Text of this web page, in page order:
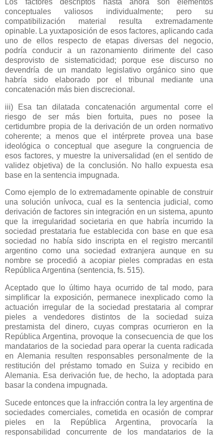
conceptuales valiosos individualmente; pero su
compatibilización material resulta extremadamente
opinable. La yuxtaposición de esos factores, aplicando cada
uno de ellos respecto de etapas diversas del negocio,
podría conducir a un razonamiento dirimente del caso
desprovisto de sistematicidad; porque ese discurso no
devendría de un mandato legislativo orgánico sino que
habría sido elaborado por el tribunal mediante una
concatenación más bien discrecional.
iii) Esa tan dilatada concatenación argumental corre el
riesgo de ser más bien fortuita, pues no posee la
certidumbre propia de la derivación de un orden normativo
coherente; a menos que el intérprete provea una base
ideológica o conceptual que asegure la congruencia de
esos factores, y muestre la universalidad (en el sentido de
validez objetiva) de la conclusión. No hallo expuesta esa
base en la sentencia impugnada.
Como ejemplo de lo extremadamente opinable de construir
una solución unívoca, cual es la sentencia judicial, como
derivación de factores sin integración en un sistema, apunto
que la irregularidad societaria en que habría incurrido la
sociedad prestataria fue establecida con base en que esa
sociedad no había sido inscripta en el registro mercantil
argentino como una sociedad extranjera aunque en su
nombre se procedió a acopiar pieles compradas en esta
República Argentina (sentencia, fs. 515).
Aceptado que lo último haya ocurrido de tal modo, para
simplificar la exposición, permanece inexplicado como la
actuación irregular de la sociedad prestataria al comprar
pieles a vendedores distintos de la sociedad suiza
prestamista del dinero, cuyas compras ocurrieron en
la
República Argentina, provoque la consecuencia de que los
mandatarios de la sociedad para operar la cuenta radicada
en Alemania resulten responsables personalmente de la
restitución del préstamo tomado en Suiza y recibido en
Alemania. Esa derivación fue, de hecho, la adoptada para
basar la condena impugnada.
Sucede entonces que la infracción contra la ley argentina de
sociedades comerciales, cometida en ocasión de comprar
pieles en
la República Argentina, provocaría la
responsabilidad concurrente de los mandatarios de la